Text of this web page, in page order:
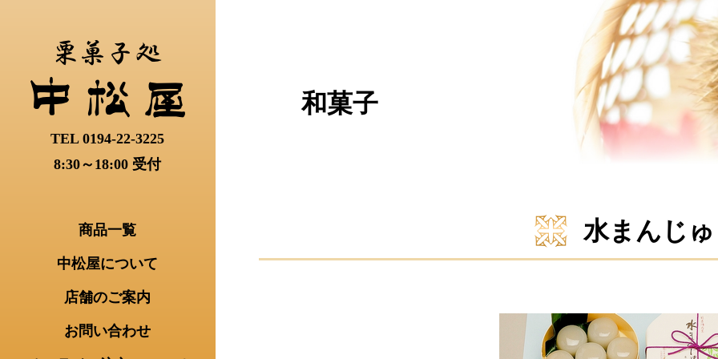
TEL 0194-22-3225
8:30～18:00 受付
商品一覧
中松屋について
店舗のご案内
お問い合わせ
和菓子
水まんじ